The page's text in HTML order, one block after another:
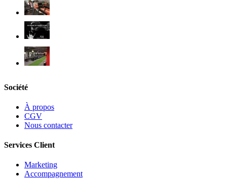
Société
À propos
CGV
Nous contacter
Services Client
Marketing
Accompagnement